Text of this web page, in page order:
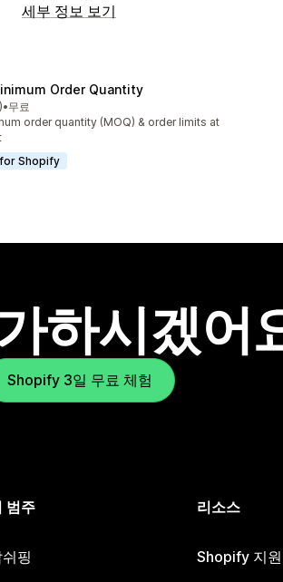
세부 정보 보기
Order Quantity
중
개
•무료
order quantity (MOQ) & order limits at
Shopify
하시겠어
Shopify 3일 무료 체험
범주
핑
리소스
Shopify 지원